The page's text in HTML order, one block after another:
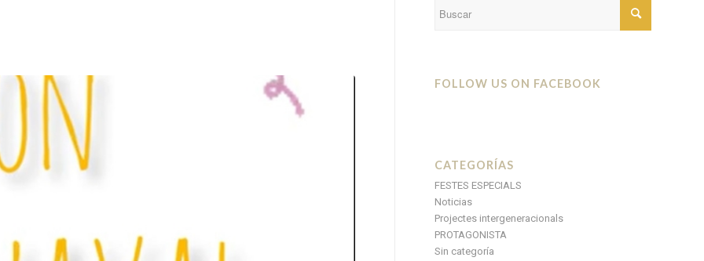
FOLLOW US ON FACEBOOK
CATEGORÍAS
FESTES ESPECIALS
Noticias
Projectes intergeneracionals
PROTAGONISTA
Sin categoría